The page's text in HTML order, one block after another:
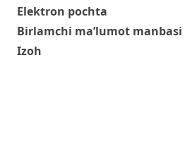
Elektron pochta
Birlamchi ma’lumot manbasi
Izoh